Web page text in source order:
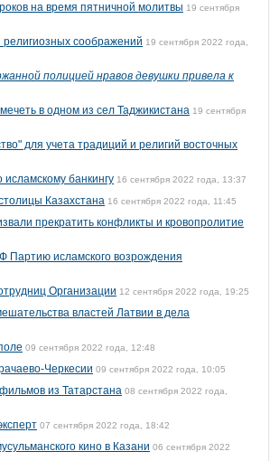
на время пятничной молитвы 19 сентября
религиозных соображений 19 сентября 2022 года,
полицией нравов девушки привела к
в одном из сел Таджикистана 19 сентября
для учета традиций и религий восточных
банкингу 16 сентября 2022 года, 13:37
Казахстана 16 сентября 2022 года, 11:45
прекратить конфликты и кровопролитие
Партию исламского возрождения
Организации 12 сентября 2022 года, 19:25
властей Латвии в дела
09 сентября 2022 года, 12:48
Черкесии 09 сентября 2022 года, 10:05
из Татарстана 08 сентября 2022 года,
07 сентября 2022 года, 18:42
кино в Казани 06 сентября 2022